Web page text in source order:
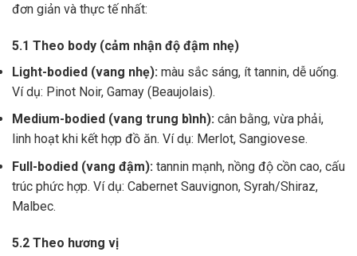
đơn giản và thực tế nhất:
5.1 Theo body (cảm nhận độ đậm nhẹ)
Light-bodied (vang nhẹ): màu sắc sáng, ít tannin, dễ uống.
Ví dụ: Pinot Noir, Gamay (Beaujolais).
Medium-bodied (vang trung bình): cân bằng, vừa phải,
linh hoạt khi kết hợp đồ ăn. Ví dụ: Merlot, Sangiovese.
Full-bodied (vang đậm): tannin mạnh, nồng độ cồn cao, cấu
trúc phức hợp. Ví dụ: Cabernet Sauvignon, Syrah/Shiraz,
Malbec.
5.2 Theo hương vị